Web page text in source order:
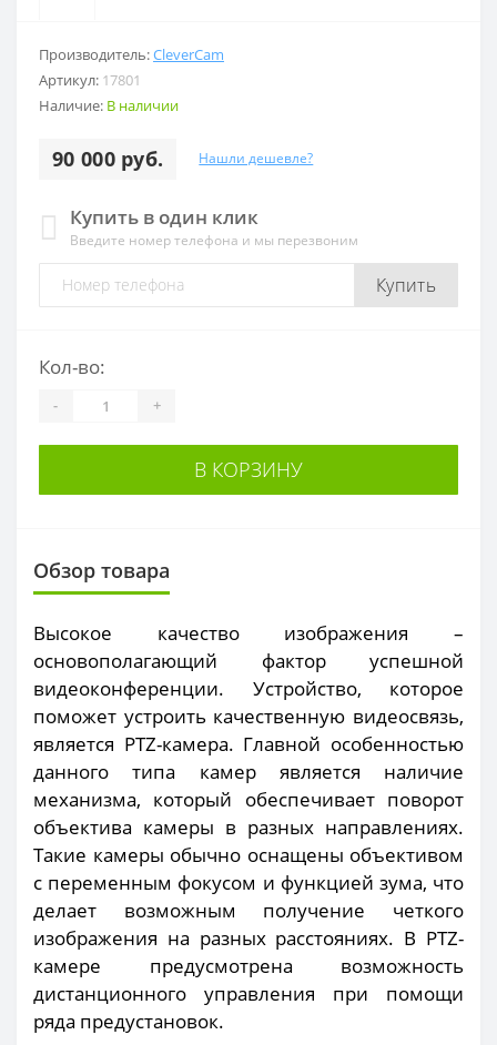
Производитель:CleverCam
Артикул: 17801
Наличие: В наличии
90 000 руб. Нашли дешевле?
Купить в один клик
Введите номер телефона и мы перезвоним
Купить
Кол-во:
- +
В КОРЗИНУ
Обзор товара
Высокое качество изображения –
основополагающий фактор успешной
видеоконференции. Устройство, которое
поможет устроить качественную видеосвязь,
является PTZ-камера. Главной особенностью
данного типа камер является наличие
механизма, который обеспечивает поворот
объектива камеры в разных направлениях.
Такие камеры обычно оснащены объективом
с переменным фокусом и функцией зума, что
делает возможным получение четкого
изображения на разных расстояниях. В PTZ-
камере предусмотрена возможность
дистанционного управления при помощи
ряда предустановок.